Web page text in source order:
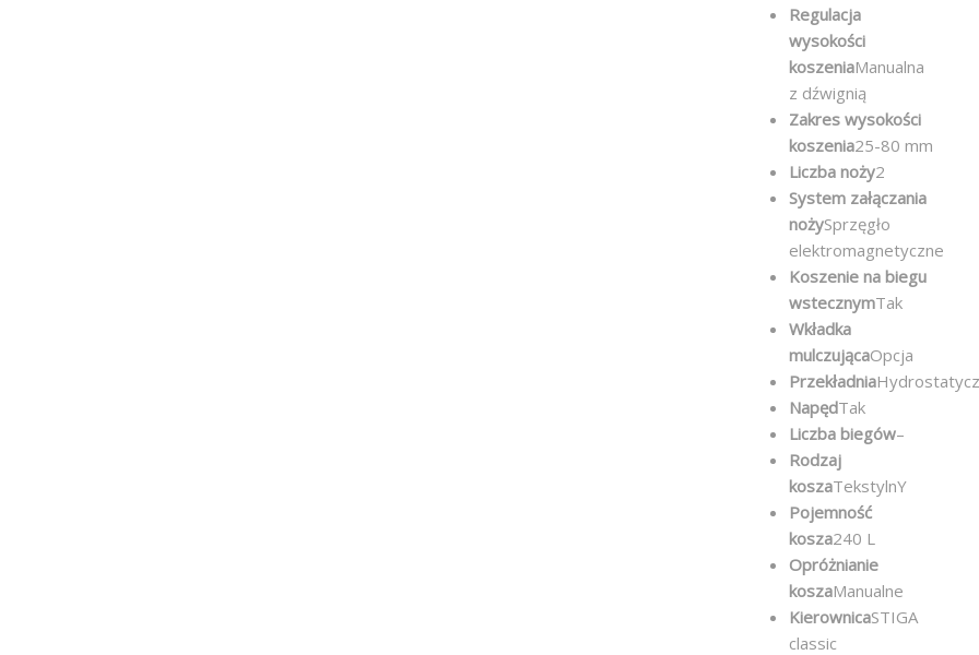
Regulacja
wysokości
koszeniaManualna
z dźwignią
Zakres wysokości
koszenia25-80 mm
Liczba noży2
System załączania
nożySprzęgło
elektromagnetyczne
Koszenie na biegu
wstecznymTak
Wkładka
mulczującaOpcja
Przekładnia
NapędTak
Liczba biegów–
Rodzaj
koszaTekstylnY
Pojemność
kosza240 L
Opróżnianie
koszaManualne
KierownicaSTIGA
classic